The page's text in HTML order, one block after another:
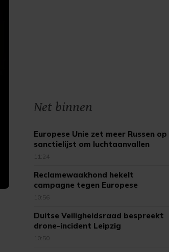
Net binnen
Europese Unie zet meer Russen op
sanctielijst om luchtaanvallen
11:24
Reclamewaakhond hekelt
campagne tegen Europese
tabaksregels
10:56
Duitse Veiligheidsraad bespreekt
drone-incident Leipzig
10:50